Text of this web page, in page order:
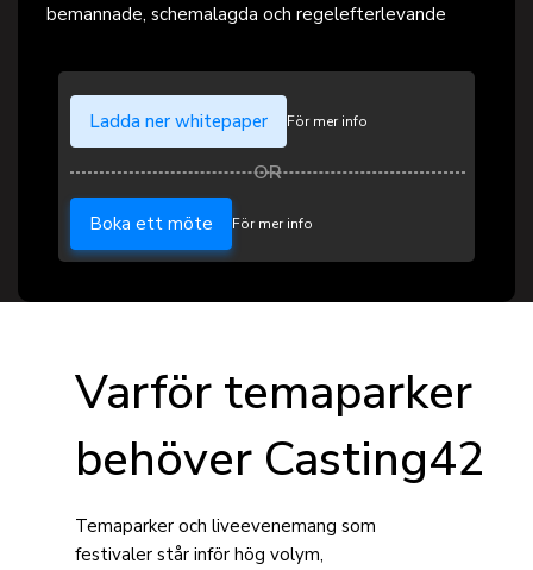
bemannade, schemalagda och regelefterlevande
Ladda ner whitepaper För mer info
Boka ett möte För mer info
Varför temaparker
behöver Casting42
Temaparker och liveevenemang som
festivaler står inför hög volym,